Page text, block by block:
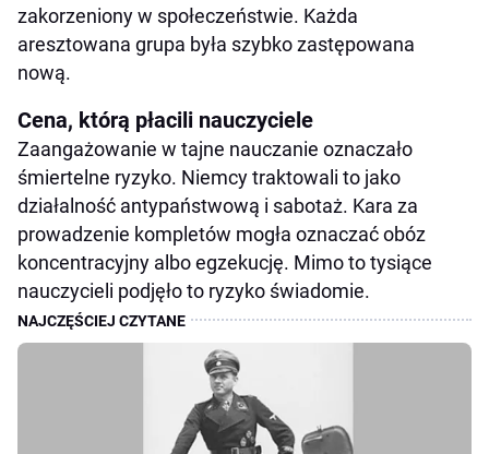
zakorzeniony w społeczeństwie. Każda
aresztowana grupa była szybko zastępowana
nową.
Cena, którą płacili nauczyciele
Zaangażowanie w tajne nauczanie oznaczało
śmiertelne ryzyko. Niemcy traktowali to jako
działalność antypaństwową i sabotaż. Kara za
prowadzenie kompletów mogła oznaczać obóz
koncentracyjny albo egzekucję. Mimo to tysiące
nauczycieli podjęło to ryzyko świadomie.